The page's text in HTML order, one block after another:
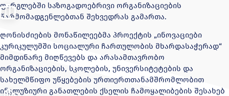
ფარგლებში საზოგადოებრივი ორგანიზაციების
წარმომადგენლებთან შეხვედრას გამართა.
ღონისძიების მონაწილეებმა პროექტის „ინოვაციები
კურიკულუმში სოციალური ჩართულობის მხარდასაჭერად“
მიმდინარე მიღწევებს და არასამთავრობო
ორგანიზაციების, სკოლების, უნივერსიტეტების და
სახელმწიფო უწყებების ურთიერთთანამშრომლობით
ინკლუზიური განათლების ქსელის ჩამოყალიბების შესახებ